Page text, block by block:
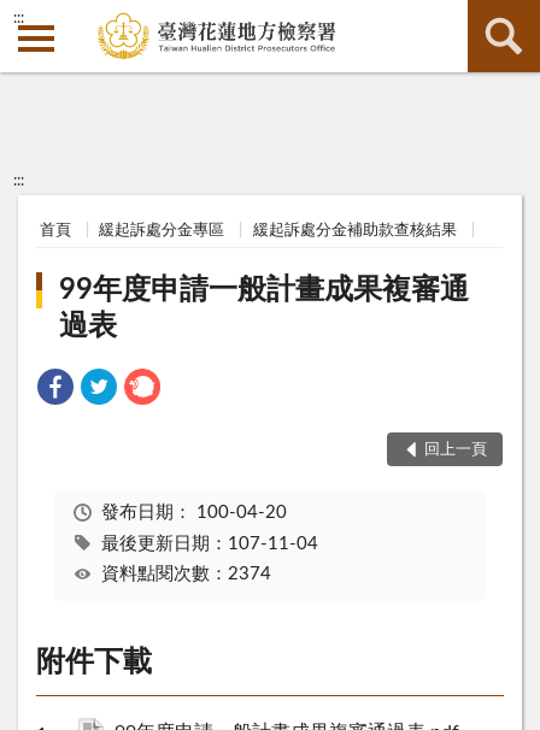
:::
:::
首頁 緩起訴處分金專區 緩起訴處分金補助款查核結果
99年度申請一般計畫成果複審通
過表
回上一頁
發布日期： 100-04-20
最後更新日期：107-11-04
資料點閱次數：2374
附件下載